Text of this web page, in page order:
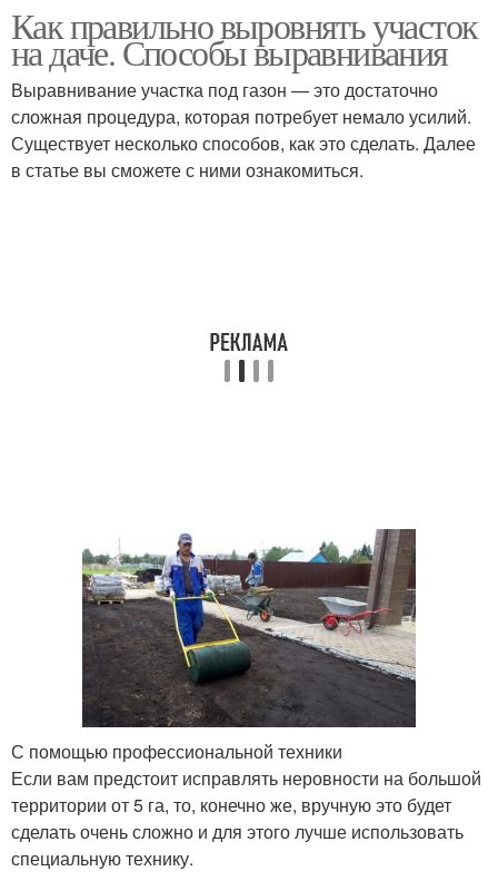
Как правильно выровнять участок
на даче. Способы выравнивания
Выравнивание участка под газон — это достаточно
сложная процедура, которая потребует немало усилий.
Существует несколько способов, как это сделать. Далее
в статье вы сможете с ними ознакомиться.
С помощью профессиональной техники
Если вам предстоит исправлять неровности на большой
территории от 5 га, то, конечно же, вручную это будет
сделать очень сложно и для этого лучше использовать
специальную технику.